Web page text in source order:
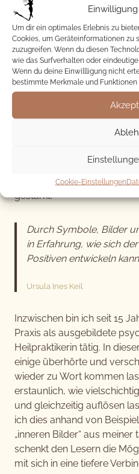
Um dir ein optimales Erlebnis zu
Cookies, um Geräteinformationen zu
zuzugreifen. Wenn du diesen
wie das Surfverhalten oder
Wenn du deine Einwillligung nicht
bestimmte Merkmale und
Cookie-Einstellungen
Ursula Ines Keil
Eine Nachricht im „Außen“
Gleiche wie eine Nachricht
anhand eines Bildes
selbst ausgesprochen
Kernpunkt. Nach einer
der inneren Stimme,
derer meiner Klienten,
unsere Antworten nur in
wird die Verbindung zur
gestärkt.
Durch Symbole, Bilder
in Erfahrung, wie sich
Positiven entwickeln
Ursula Ines Keil
Inzwischen bin ich seit 15
Praxis als ausgebildete
Heilpraktikerin tätig. In
einige überhörte und
wieder zu Wort kommen
erstaunlich, wie
und gleichzeitig auflösen
ich dies anhand von
„inneren Bilder“ aus meiner
schenkt den Lesern die
mit sich in eine tiefere